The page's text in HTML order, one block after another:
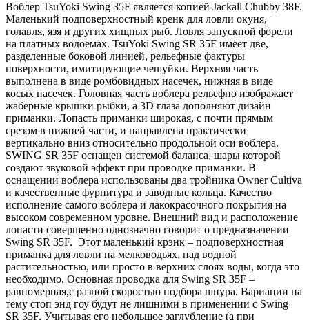
Воблер TsuYoki Swing 35F является копией Jackall Chubby 38F.
Маленький подповерхностный кренк для ловли окуня,
голавля, язя и других хищных рыб. Ловля запускной форели
на платных водоемах. TsuYoki Swing SR 35F имеет две,
разделенные боковой линией, рельефные фактуры
поверхности, имитирующие чешуйки. Верхняя часть
выполнена в виде ромбовидных насечек, нижняя в виде
косых насечек. Головная часть воблера рельефно изображает
жаберные крышки рыбки, а 3D глаза дополняют дизайн
приманки. Лопасть приманки широкая, с почти прямым
срезом в нижней части, и направлена практически
вертикально вниз относительно продольной оси воблера.
SWING SR 35F оснащен системой баланса, шары которой
создают звуковой эффект при проводке приманки. В
оснащении воблера использованы два тройника Owner Cultiva
и качественные фурнитура и заводные кольца. Качество
исполнение самого воблера и лакокрасочного покрытия на
высоком современном уровне. Внешний вид и расположение
лопасти совершенно однозначно говорит о предназначении
Swing SR 35F. Этот маленький крэнк – подповерхностная
приманка для ловли на мелководьях, над водной
растительностью, или просто в верхних слоях воды, когда это
необходимо. Основная проводка для Swing SR 35F –
равномерная,с разной скоростью подбора шнура. Вариации на
тему стоп энд гоу будут не лишними в применении с Swing
SR 35F. Учитывая его небольшое заглубление (а при